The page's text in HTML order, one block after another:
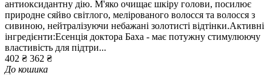
антиоксидантну дію. М'яко очищає шкіру голови, посилює
природне сяйво світлого, мелірованого волосся та волосся з
сивиною, нейтралізуючи небажані золотисті відтінки.Активні
інгредієнти:Есенція доктора Баха - має потужну стимулюючу
властивість для підтри...
402 ₴ 362 ₴
До кошика